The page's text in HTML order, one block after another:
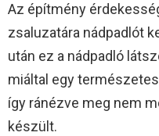
Az építmény
zsaluzatára nádpadlót
után ez a nádpadló
miáltal egy
így ránézve meg nem
készült.